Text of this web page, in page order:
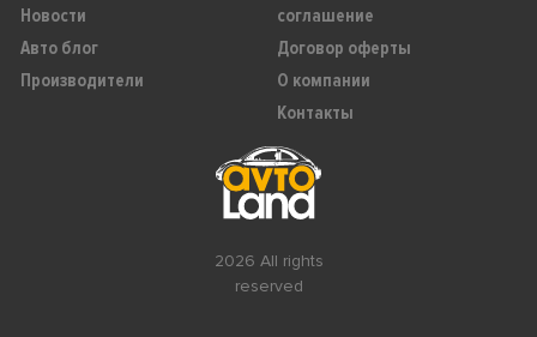
2026 All rights
reserved
Новости
Авто блог
Производители
соглашение
Договор оферты
О компании
Контакты